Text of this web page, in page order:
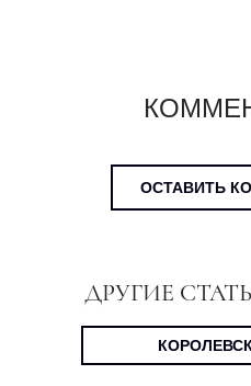
ОСТАВИТЬ
ДРУГИЕ